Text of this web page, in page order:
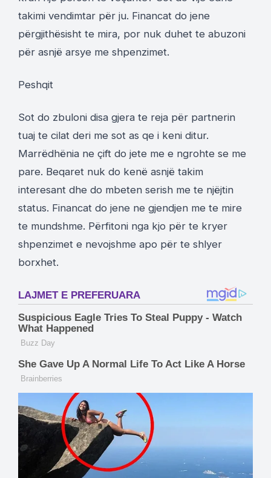
takimi vendimtar për ju. Financat do jene
përgjithësisht te mira, por nuk duhet te abuzoni
për asnjë arsye me shpenzimet.
Peshqit
Sot do zbuloni disa gjera te reja për partnerin
tuaj te cilat deri me sot as qe i keni ditur.
Marrëdhënia ne çift do jete me e ngrohte se me
pare. Beqaret nuk do kenë asnjë takim
interesant dhe do mbeten serish me te njëjtin
status. Financat do jene ne gjendjen me te mire
te mundshme. Përfitoni nga kjo për te kryer
shpenzimet e nevojshme apo për te shlyer
borxhet.